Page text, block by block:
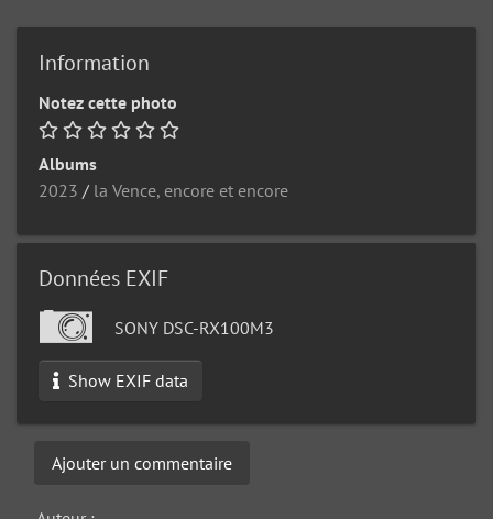
Information
Notez cette photo
Albums
2023 / la Vence, encore et encore
Données EXIF
SONY DSC-RX100M3
Show EXIF data
Ajouter un commentaire